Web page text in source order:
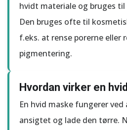
hvidt materiale og bruges
Den bruges ofte til
f.eks. at rense porerne eller
pigmentering.
Hvordan virker en
En hvid maske fungerer
ansigtet og lade den tørre.